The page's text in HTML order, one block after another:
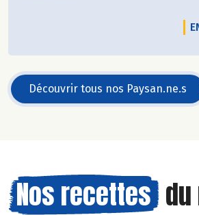
Découvrir tous nos Paysan.ne.s
Nos recettes